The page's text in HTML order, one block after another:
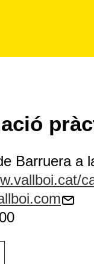
Barruera a